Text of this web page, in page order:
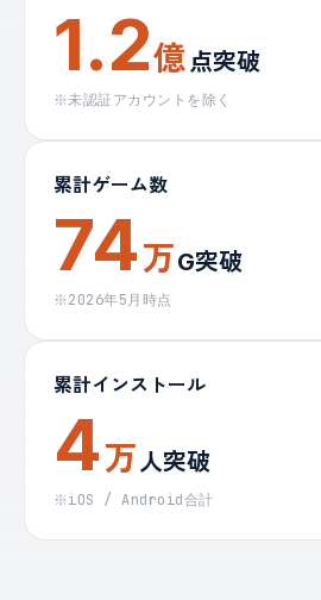
1.2億点突破
※未認証アカウントを除く
累計ゲーム数
74万G突破
※2026年5月時点
累計インストール
4万人突破
※iOS / Android合計